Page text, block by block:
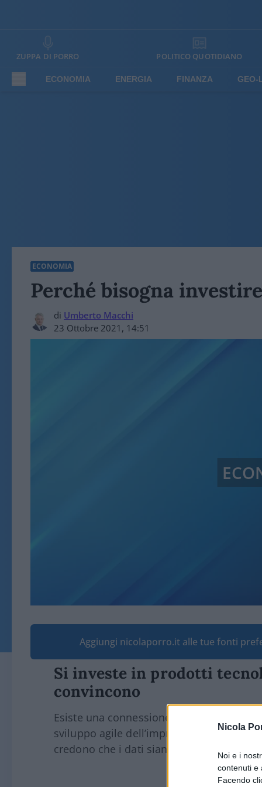
Nicola
Noi e i
contenuti e
Facendo
ZUPPA DI PORRO POLITICO QUOTIDIANO
ECONOMIA ENERGIA FINANZA GEO-
ECONOMIA
Perché bisogna
di Umberto Macchi
23 Ottobre 2021, 14:51
Aggiungi nicolaporro.it alle tue fonti
Si investe in prodotti
convincono
Esiste una connessione tra la visibilità
sviluppo agile dell’impresa?
credono che i dati siano sempre così